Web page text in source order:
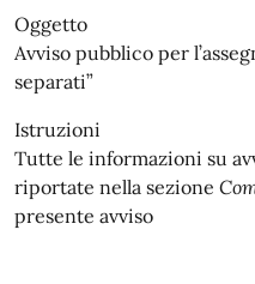
Oggetto
Avviso pubblico per
separati”
Istruzioni
Tutte le informazioni su
riportate nella sezione
presente avviso